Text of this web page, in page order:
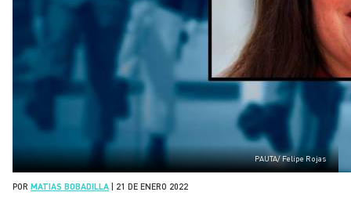
PAUTA/ Felipe Rojas
POR MATIAS BOBADILLA 21 DE ENERO 2022